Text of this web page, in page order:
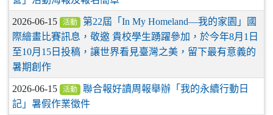
2026-06-15 活動
第22屆「In My Homeland—我的家園」國
際繪畫比賽訊息，敬邀 貴校學生踴躍參加，於今年8月1日
至10月15日投稿，讓世界看見臺灣之美，留下最有意義的
暑期創作
2026-06-15 活動
聯合報好讀周報舉辦「我的永續行動日
記」暑假作業徵件